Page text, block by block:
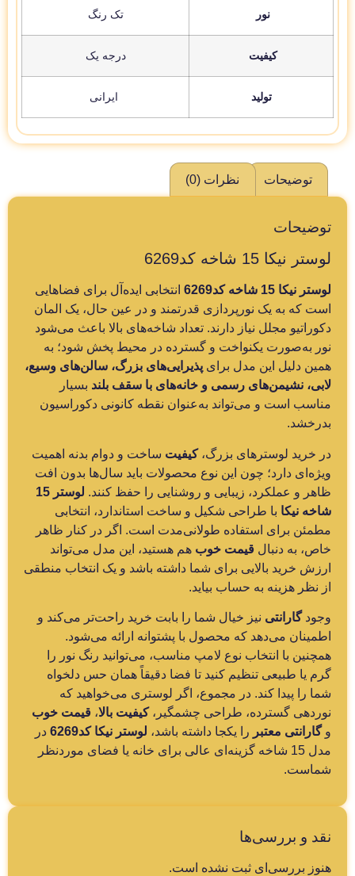
نور تک رنگ
کیفیت درجه یک
تولید ایرانی
توضیحات نظرات (0)
توضیحات
لوستر نیکا 15 شاخه کد6269
لوستر نیکا 15 شاخه کد6269
انتخابی ایده‌آل برای فضاهایی
است که به یک نورپردازی قدرتمند و در عین حال، یک المان
دکوراتیو مجلل نیاز دارند. تعداد شاخه‌های بالا باعث می‌شود
نور به‌صورت یکنواخت و گسترده در محیط پخش شود؛ به
همین دلیل این مدل برای پذیرایی‌های بزرگ، سالن‌های وسیع،
لابی، نشیمن‌های رسمی و خانه‌های با سقف بلند بسیار
مناسب است و می‌تواند به‌عنوان نقطه کانونی دکوراسیون
بدرخشد.
در خرید لوسترهای بزرگ،کیفیت ساخت و دوام بدنه اهمیت
ویژه‌ای دارد؛ چون این نوع محصولات باید سال‌ها بدون افت
ظاهر و عملکرد، زیبایی و روشنایی را حفظ کنند.
لوستر 15
شاخه نیکا با طراحی شکیل و ساخت استاندارد، انتخابی
مطمئن برای استفاده طولانی‌مدت است. اگر در کنار ظاهر
خاص، به دنبال قیمت خوب هم هستید، این مدل می‌تواند
ارزش خرید بالایی برای شما داشته باشد و یک انتخاب منطقی
از نظر هزینه به حساب بیاید.
وجودگارانتی نیز خیال شما را بابت خرید راحت‌تر می‌کند و
اطمینان می‌دهد که محصول با پشتوانه ارائه می‌شود.
همچنین با انتخاب نوع لامپ مناسب، می‌توانید رنگ نور را
گرم یا طبیعی تنظیم کنید تا فضا دقیقاً همان حس دلخواه
شما را پیدا کند. در مجموع، اگر لوستری می‌خواهید که
نوردهی گسترده، طراحی چشمگیر،کیفیت بالا، قیمت خوب
وگارانتی معتبر را یکجا داشته باشد، لوستر نیکا کد6269
در
مدل 15 شاخه گزینه‌ای عالی برای خانه یا فضای موردنظر
شماست.
نقد و بررسی‌ها
هنوز بررسی‌ای ثبت نشده است.